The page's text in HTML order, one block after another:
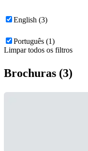
English (3)
Português (1)
Limpar todos os filtros
Brochuras (3)